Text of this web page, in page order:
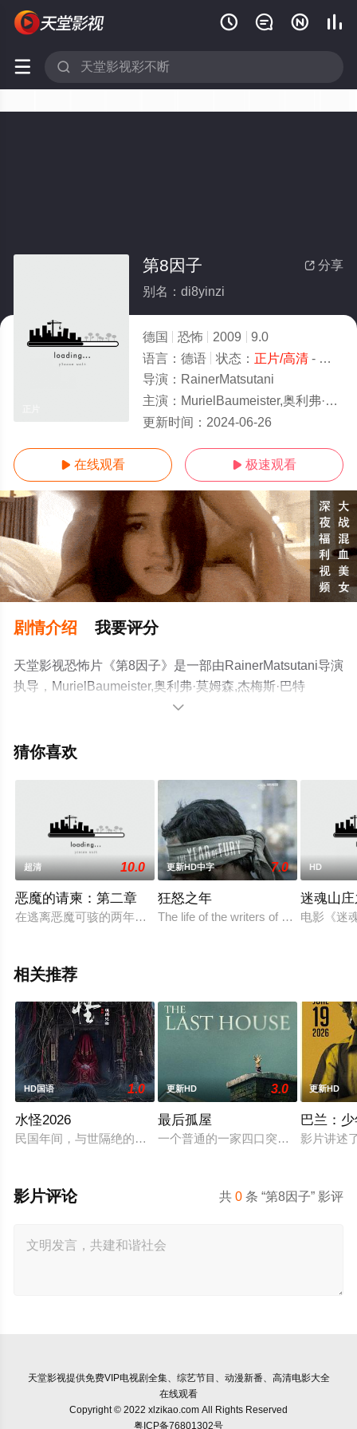
   
 
 分享
第8因子
别名：di8yinzi
德国 恐怖 2009
9.0
语言： 德语 状态： 正片/高清- 免费在线观看
导演： RainerMatsutani
主演： MurielBaumeister,奥利弗·莫姆森,杰梅斯·巴特勒,JohnFrie
更新时间： 2024-06-26
 在线观看  极速观看
剧情介绍 我要评分
天堂影视恐怖片《第8因子》是一部由RainerMatsutani导演
执导，MurielBaumeister,奥利弗·莫姆森,杰梅斯·巴特
勒,JohnFriedmann,ChristianBlümel,弗朗索瓦·高斯克等演
电影大全就上天堂电影网，更多相关信息可移步至豆瓣电

猜你喜欢
超清 10.0
恶魔的请柬：第二章
在逃离恶魔可骇的两年后，阿尔菲（切尔西·伊斯兰）和奈良（
更新HD中字 7.0
狂怒之年
The life of the writers of a television
HD
迷魂山
电影《迷
相关推荐
HD国语 1.0
水怪2026
民国年间，与世隔绝的怪水村被湖中“水猴子”所扰。此物实为
更新HD 3.0
最后孤屋
一个普通的一家四口突遭诡异变故，
更新HD
巴兰：
影片讲述
共0 条 “第8因子” 影评
影片评论
天堂影视提供免费VIP电视剧全集、综艺节目、动漫新番、高清电影大全
在线观看
Copyright © 2022 xlzikao.com All Rights Reserved
粤ICP备76801302号